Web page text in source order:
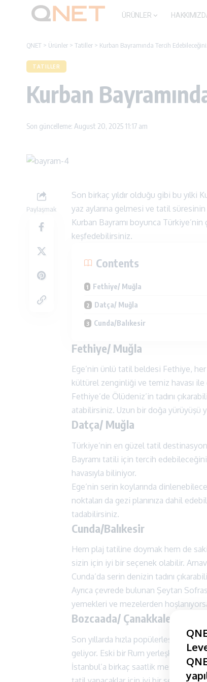
ÜRÜNLER
QNET > Ürünler > Tatiller > Kurban Bayramında Tercih
TATILLER
Kurban
Son güncelleme: August 20, 2025 11:17 am
Paylaşmak
Son birkaç yıldır olduğu gibi bu yılki
yaz aylarına gelmesi ve tatil
Kurban Bayramı boyunca
keşfedebilirsiniz.
Contents
Fethiye/ Muğla
Datça/ Muğla
Cunda/Balıkesir
Fethiye/ Muğla
Ege’nin ünlü tatil beldesi Fethiye,
kültürel zenginliği ve temiz havası
Fethiye’de Ölüdeniz’in tadını
atabilirsiniz. Uzun bir doğa yürüyüşü
Datça/ Muğla
Türkiye’nin en güzel tatil
Bayramı tatili için tercih
havasıyla biliniyor.
Ege’nin serin koylarında
noktaları da gezi planınıza dahil
tadabilirsiniz.
Cunda/Balıkesir
Hem plaj tatiline doymak hem de
sizin için iyi bir seçenek olabilir.
Cunda’da serin denizin tadını
Ayrıca çevrede bulunan Şeytan
yemekleri ve mezelerden
Bozcaada/ Çanakkale
Son yıllarda hızla popülerleşen
geliyor. Eski bir Rum yerleşkesi olan
İstanbul’a birkaç saatlik mesafede